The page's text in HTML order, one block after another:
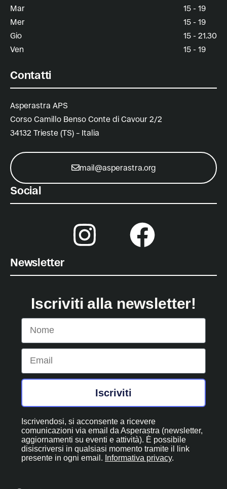
Mar
Mer
Gio
Ven
15 - 19
15 - 19
15 - 21.30
15 - 19
Contatti
Asperastra APS
Corso Camillo Benso Conte di Cavour 2/2
34132 Trieste (TS) – Italia
mail@asperastra.org
Social
Newsletter
Iscriviti alla newsletter!
Nome
Email
Iscriviti
Iscrivendosi, si acconsente a ricevere
comunicazioni via email da Asperastra (newsletter,
aggiornamenti su eventi e attività). È possibile
disiscriversi in qualsiasi momento tramite il link
presente in ogni email. Informativa privacy.